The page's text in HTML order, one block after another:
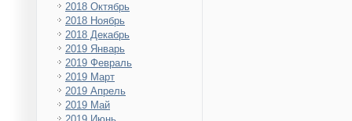
2018 Октябрь
2018 Ноябрь
2018 Декабрь
2019 Январь
2019 Февраль
2019 Март
2019 Апрель
2019 Май